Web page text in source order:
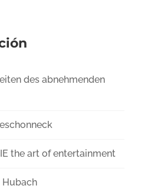
des abnehmenden
the art of entertainment